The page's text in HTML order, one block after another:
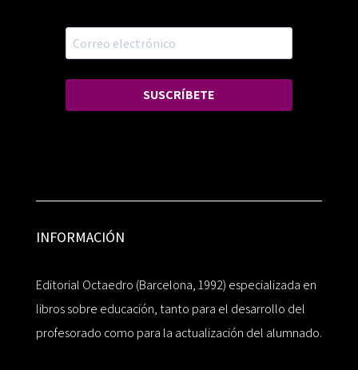
SUSCRÍBETE
INFORMACIÓN
Editorial Octaedro (Barcelona, 1992) especializada en
libros sobre educación, tanto para el desarrollo del
profesorado como para la actualización del alumnado.